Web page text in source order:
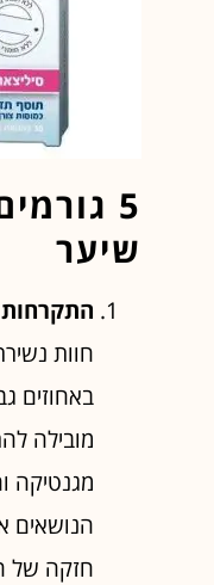
5
שיער
חוות
באחוזים
מובילה
מגנטיקה
הנושאים